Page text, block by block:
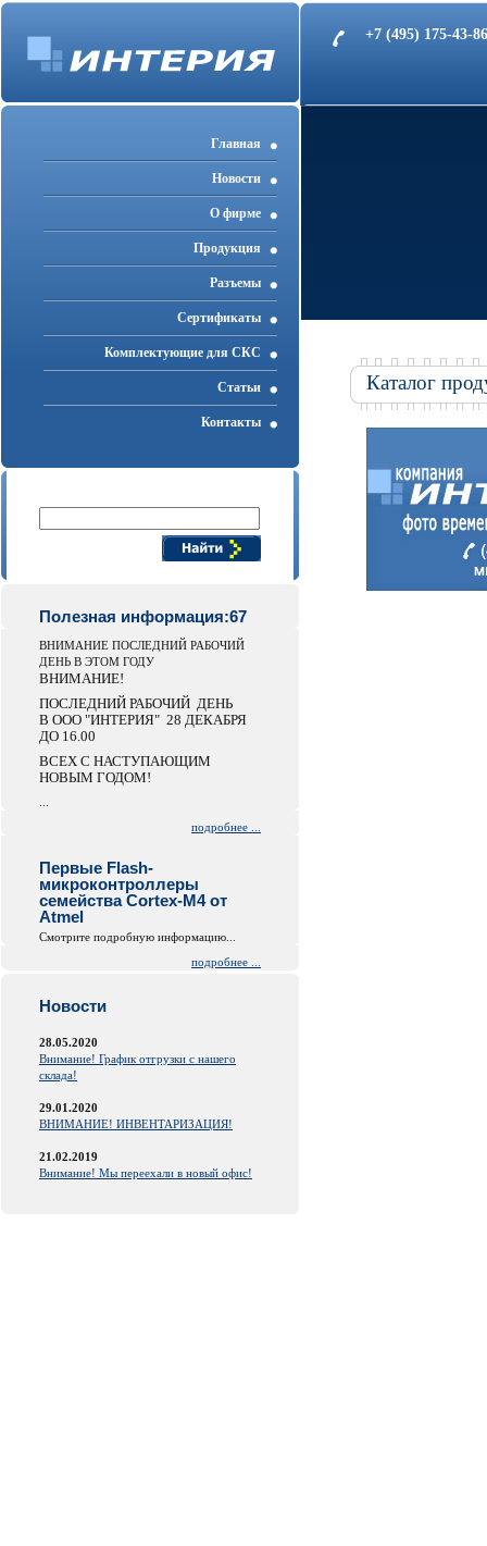
+7 (495) 175-43-
Главная
Новости
О фирме
Продукция
Разъемы
Cертификаты
Комплектующие для СКС
Статьи
Контакты
Полезная информация:67
ВНИМАНИЕ ПОСЛЕДНИЙ РАБОЧИЙ
ДЕНЬ В ЭТОМ ГОДУ
ВНИМАНИЕ!
ПОСЛЕДНИЙ РАБОЧИЙ ДЕНЬ
В ООО "ИНТЕРИЯ" 28 ДЕКАБРЯ
ДО 16.00
ВСЕХ С НАСТУПАЮЩИМ
НОВЫМ ГОДОМ!
подробнее ...
Первые Flash-
микроконтроллеры
семейства Cortex-M4 от
Atmel
Смотрите подробную информацию...
подробнее ...
Новости
28.05.2020
Внимание! График отгрузки с нашего
склада!
29.01.2020
ВНИМАНИЕ! ИНВЕНТАРИЗАЦИЯ!
21.02.2019
Внимание! Мы переехали в новый офис!
Каталог